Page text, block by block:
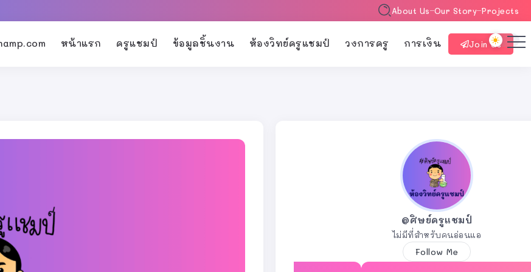
About Us Our Story Projects
หน้าแรก ครูแชมป์ ข้อมูลชิ้นงาน ห้องวิทย์ครูแชมป์ วงการครู การเงิน Join Us
@ศิษย์ครูแชมป์
ไม่มีที่สำหรับคนอ่อนแอ
Follow Me